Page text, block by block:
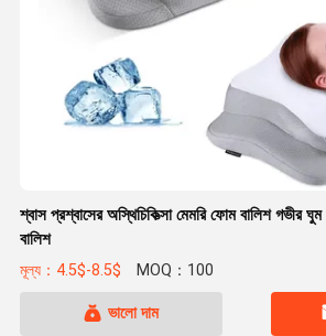
শ্বাস প্রশ্বাসের অস্থিচিকিত্সা মেমরি ফোম বালিশ গভীর ঘুম
বালিশ
মূল্য：4.5$-8.5$ MOQ：100
ভালো দাম